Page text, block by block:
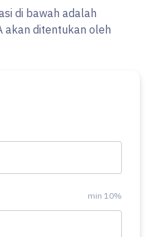
di bawah adalah
akan ditentukan oleh
min 10%